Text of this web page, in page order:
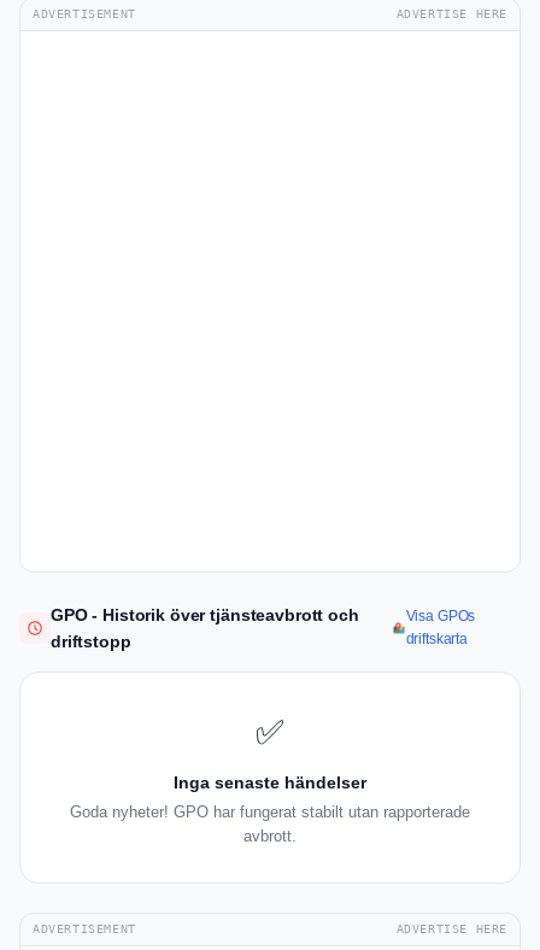
ADVERTISEMENT ADVERTISE HERE
GPO - Historik över tjänsteavbrott och
driftstopp
Visa GPOs
driftskarta
✅
Inga senaste händelser
Goda nyheter! GPO har fungerat stabilt utan rapporterade
avbrott.
ADVERTISEMENT ADVERTISE HERE